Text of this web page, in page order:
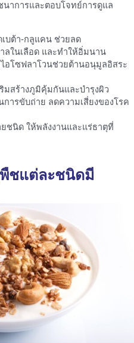
าการและตอบโจทย์การดูแล
บต้า-กลูแคน ช่วยลด
ลในเลือด และทำให้อิ่มนาน
อโซฟลาโวนช่วยต้านอนุมูลอิสระ
มสร้างภูมิคุ้มกันและบำรุงผิว
ารขับถ่าย ลดความเสี่ยงของโรค
ชนิด ให้พลังงานและแร่ธาตุที่
ชแต่ละชนิดมี